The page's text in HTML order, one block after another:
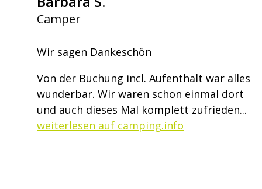
Camper
Wir sagen Dankeschön
Von der Buchung incl. Aufenthalt war alles
wunderbar. Wir waren schon einmal dort
und auch dieses Mal komplett zufrieden...
weiterlesen auf camping.info